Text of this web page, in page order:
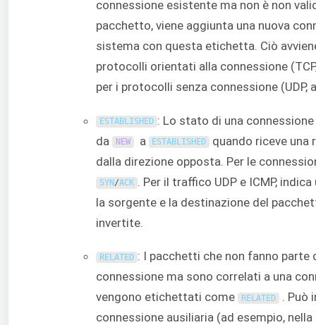
connessione esistente ma non è non
pacchetto, viene aggiunta una nuova
sistema con questa etichetta. Ciò
protocolli orientati alla connessione
per i protocolli senza connessione (UDP,
ESTABLISHED : Lo stato di una
da
NEW a ESTABLISHED
quando riceve una
dalla direzione opposta. Per le
SYN/ACK . Per il traffico UDP e ICMP,
la sorgente e la destinazione del
invertite.
RELATED : I pacchetti che non fanno parte
connessione ma sono correlati a una
vengono etichettati come
RELATED . Può
connessione ausiliaria (ad esempio,